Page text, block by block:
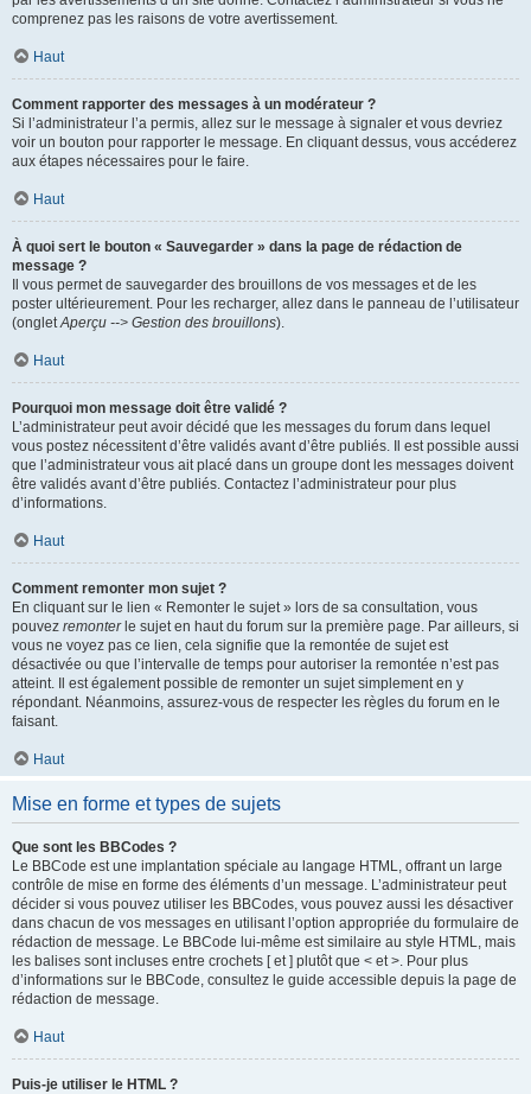
comprenez pas les raisons de votre avertissement.
Haut
Comment rapporter des messages à un modérateur ?
Si l’administrateur l’a permis, allez sur le message à signaler et vous devriez
voir un bouton pour rapporter le message. En cliquant dessus, vous accéderez
aux étapes nécessaires pour le faire.
Haut
À quoi sert le bouton « Sauvegarder » dans la page de rédaction de
message ?
Il vous permet de sauvegarder des brouillons de vos messages et de les
poster ultérieurement. Pour les recharger, allez dans le panneau de l’utilisateur
(ongletAperçu --> Gestion des brouillons).
Haut
Pourquoi mon message doit être validé ?
L’administrateur peut avoir décidé que les messages du forum dans lequel
vous postez nécessitent d’être validés avant d’être publiés. Il est possible aussi
que l’administrateur vous ait placé dans un groupe dont les messages doivent
être validés avant d’être publiés. Contactez l’administrateur pour plus
d’informations.
Haut
Comment remonter mon sujet ?
En cliquant sur le lien « Remonter le sujet » lors de sa consultation, vous
pouvez remonterle sujet en haut du forum sur la première page. Par ailleurs, si
vous ne voyez pas ce lien, cela signifie que la remontée de sujet est
désactivée ou que l’intervalle de temps pour autoriser la remontée n’est pas
atteint. Il est également possible de remonter un sujet simplement en y
répondant. Néanmoins, assurez-vous de respecter les règles du forum en le
faisant.
Haut
Mise en forme et types de sujets
Que sont les BBCodes ?
Le BBCode est une implantation spéciale au langage HTML, offrant un large
contrôle de mise en forme des éléments d’un message. L’administrateur peut
décider si vous pouvez utiliser les BBCodes, vous pouvez aussi les désactiver
dans chacun de vos messages en utilisant l’option appropriée du formulaire de
rédaction de message. Le BBCode lui-même est similaire au style HTML, mais
les balises sont incluses entre crochets [ et ] plutôt que < et >. Pour plus
d’informations sur le BBCode, consultez le guide accessible depuis la page de
rédaction de message.
Haut
Puis-je utiliser le HTML ?